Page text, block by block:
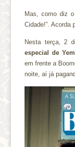
Mas, como diz o
Cidade!”. Acorda
Nesta terça, 2
especial de
em frente a
noite, aí já